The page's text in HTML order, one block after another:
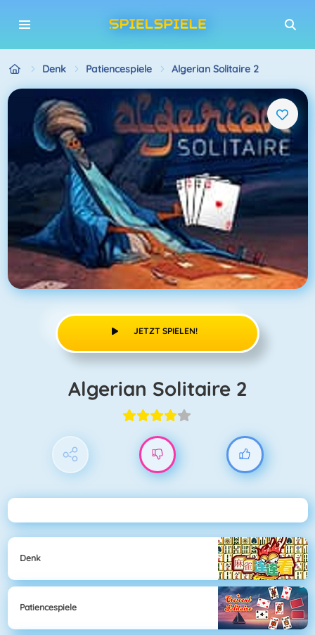
Denk Patiencespiele Algerian Solitaire 2
JETZT SPIELEN!
Algerian Solitaire 2
Denk
Patiencespiele